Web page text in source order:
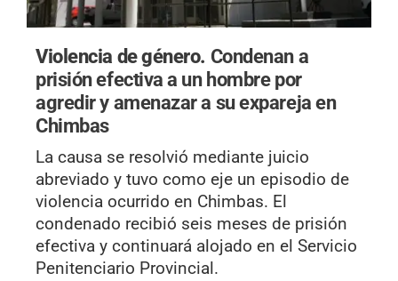
Violencia de género. Condenan a
prisión efectiva a un hombre por
agredir y amenazar a su expareja en
Chimbas
La causa se resolvió mediante juicio
abreviado y tuvo como eje un episodio de
violencia ocurrido en Chimbas. El
condenado recibió seis meses de prisión
efectiva y continuará alojado en el Servicio
Penitenciario Provincial.